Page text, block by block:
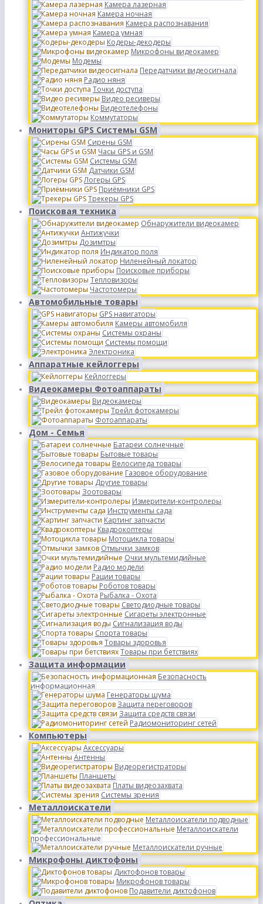
Камера лазерная
Камера ночная
Камера распознавания
Камера умная
Кодеры-декодеры
Микрофоны видеокамер
Модемы
Передатчики видеосигнала
Радио няня
Точки доступа
Видео ресиверы
Видеотелефоны
Коммутаторы
Мониторы GPS Системы GSM
Сирены GSM
Часы GPS и GSM
Системы GSM
Датчики GSM
Логеры GPS
Приёмники GPS
Трекеры GPS
Поисковая техника
Обнаружители видеокамер
Антижучки
Дозимтры
Индикатор поля
Ниленейный локатор
Поисковые приборы
Тепловизоры
Частотомеры
Автомобильные товары
GPS навигаторы
Камеры автомобиля
Системы охраны
Системы помощи
Электроника
Аппаратные кейлоггеры
Кейлоггеры
Видеокамеры Фотоаппараты
Видеокамеры
Трейл фотокамеры
Фотоаппараты
Дом - Семья
Батареи солнечные
Бытовые товары
Велосипеда товары
Газовое оборудование
Другие товары
Зоотовары
Измерители-контролеры
Инструменты сада
Картинг запчасти
Квадрокоптеры
Мотоцикла товары
Отмычки замков
Очки мультемидийные
Радио модели
Рации товары
Роботов товары
Рыбалка - Охота
Светодиодные товары
Сигареты электронные
Сигнализация воды
Спорта товары
Товары здоровья
Товары при бетствиях
Защита информации
Безопасность
информационная
Генераторы шума
Защита переговоров
Защита средств связи
Радиомониторинг сетей
Компьютеры
Аксессуары
Антенны
Видеорегистраторы
Планшеты
Платы видеозахвата
Системы зрения
Металлоискатели
Металлоискатели подводные
Металлоискатели
профессиональные
Металлоискатели ручные
Микрофоны диктофоны
Диктофонов товары
Микрофонов товары
Подавители диктофонов